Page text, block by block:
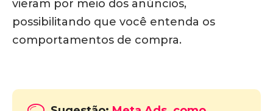
vieram por meio dos anúncios,
possibilitando que você entenda os
comportamentos de compra.